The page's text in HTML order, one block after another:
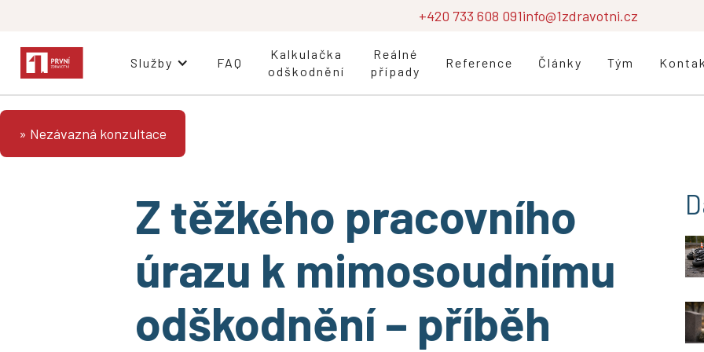
+420 733 608 091info@1zdravotni.cz
Služby FAQ
Kalkulačka
odškodnění
Reálné
případy
Reference Články Tým
» Nezávazná konzultace
Z těžkého pracovního
úrazu k mimosoudnímu
odškodnění – příběh